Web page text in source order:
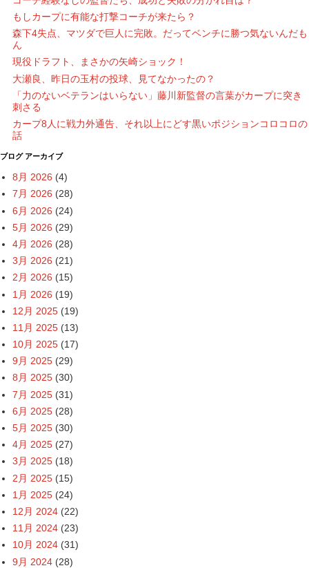
もしカープに有能な打撃コーチが来たら？
森下4失点、マツダで巨人に完敗。だってベンチに勝つ気ないんだも
ん
現役ドラフト、まさかの矢崎ショック！
大瀬良、昨日の玉村の投球、見てなかったの？
「力のないベテランはいらない」藤川新監督の言葉がカープに突き
刺さる
カープ8人に戦力外通告、それ以上にどす黒いポジションコロコロの
話
ブログ アーカイブ
8月 2026 (4)
7月 2026 (28)
6月 2026 (24)
5月 2026 (29)
4月 2026 (28)
3月 2026 (21)
2月 2026 (15)
1月 2026 (19)
12月 2025 (19)
11月 2025 (13)
10月 2025 (17)
9月 2025 (29)
8月 2025 (30)
7月 2025 (31)
6月 2025 (28)
5月 2025 (30)
4月 2025 (27)
3月 2025 (18)
2月 2025 (15)
1月 2025 (24)
12月 2024 (22)
11月 2024 (23)
10月 2024 (31)
9月 2024 (28)